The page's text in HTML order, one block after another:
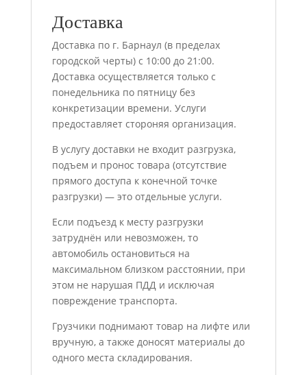
Доставка
Доставка по г. Барнаул (в пределах
городской черты) с 10:00 до 21:00.
Доставка осуществляется только с
понедельника по пятницу без
конкретизации времени. Услуги
предоставляет стороняя организация.
В услугу доставки не входит разгрузка,
подъем и пронос товара (отсутствие
прямого доступа к конечной точке
разгрузки) — это отдельные услуги.
Если подъезд к месту разгрузки
затруднён или невозможен, то
автомобиль остановиться на
максимальном близком расстоянии, при
этом не нарушая ПДД и исключая
повреждение транспорта.
Грузчики поднимают товар на лифте или
вручную, а также доносят материалы до
одного места складирования.